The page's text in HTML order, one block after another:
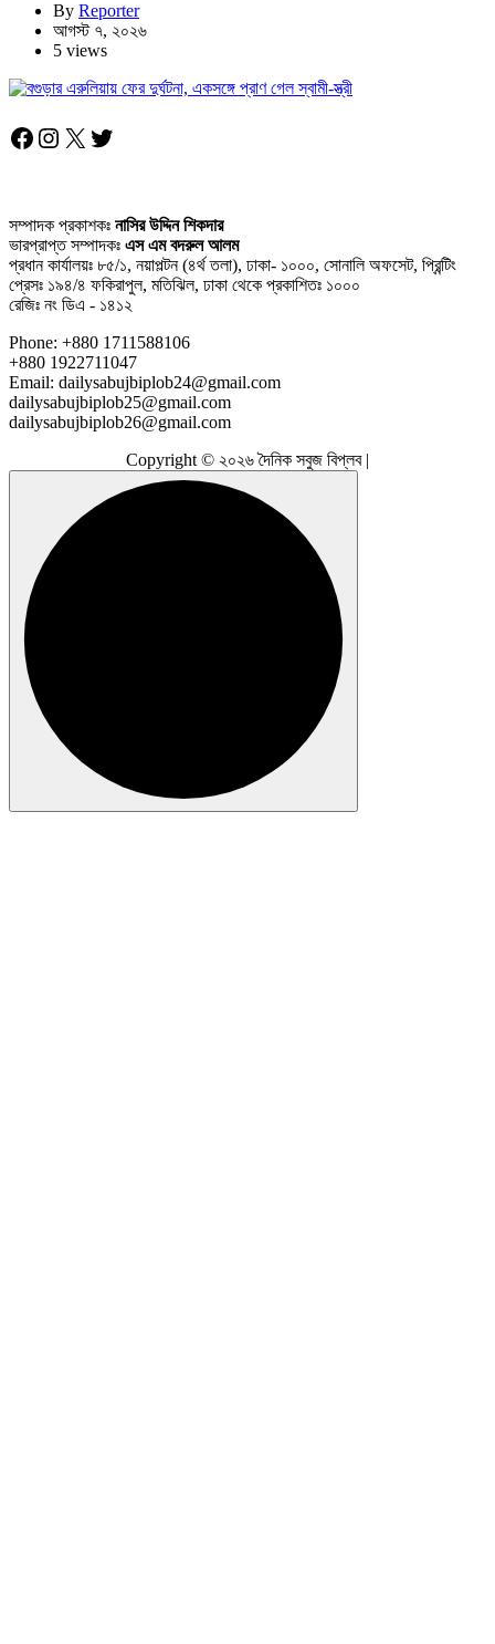
By Reporter
আগস্ট ৭, ২০২৬
5 views
Facebook
Instagram
X Twitter
সম্পাদক প্রকাশকঃ নাসির উদ্দিন শিকদার
ভারপ্রাপ্ত সম্পাদকঃ এস এম বদরুল আলম
প্রধান কার্যালয়ঃ ৮৫/১, নয়াপল্টন (৪র্থ তলা), ঢাকা- ১০০০, সোনালি অফসেট, প্রিন্টিং
প্রেসঃ ১৯৪/৪ ফকিরাপুল, মতিঝিল, ঢাকা থেকে প্রকাশিতঃ ১০০০
রেজিঃ নং ডিএ - ১৪১২
Phone: +880 1711588106
+880 1922711047
Email: dailysabujbiplob24@gmail.com
dailysabujbiplob25@gmail.com
dailysabujbiplob26@gmail.com
Copyright © ২০২৬ দৈনিক সবুজ বিপ্লব |